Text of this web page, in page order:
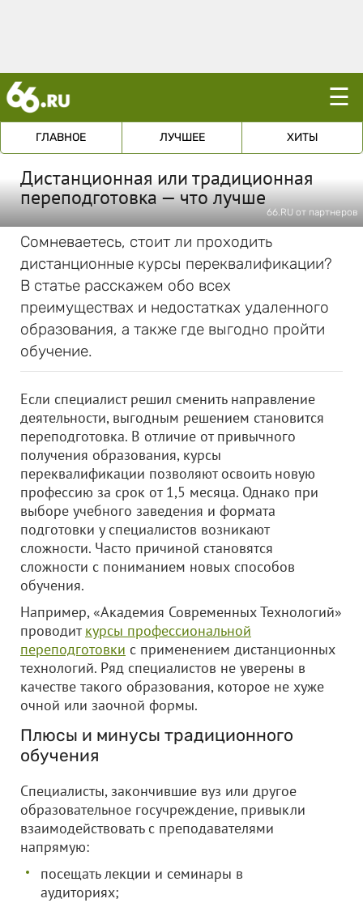
☰
ГЛАВНОЕ ЛУЧШЕЕ ХИТЫ
Дистанционная или традиционная
переподготовка — что лучше
66.RU от партнеров
Сомневаетесь, стоит ли проходить
дистанционные курсы переквалификации?
В статье расскажем обо всех
преимуществах и недостатках удаленного
образования, а также где выгодно пройти
обучение.
Если специалист решил сменить направление
деятельности, выгодным решением становится
переподготовка. В отличие от привычного
получения образования, курсы
переквалификации позволяют освоить новую
профессию за срок от 1,5 месяца. Однако при
выборе учебного заведения и формата
подготовки у специалистов возникают
сложности. Часто причиной становятся
сложности с пониманием новых способов
обучения.
Например, «Академия Современных Технологий»
проводиткурсы профессиональной
переподготовки с применением дистанционных
технологий. Ряд специалистов не уверены в
качестве такого образования, которое не хуже
очной или заочной формы.
Плюсы и минусы традиционного
обучения
Специалисты, закончившие вуз или другое
образовательное госучреждение, привыкли
взаимодействовать с преподавателями
напрямую:
посещать лекции и семинары в
аудиториях;